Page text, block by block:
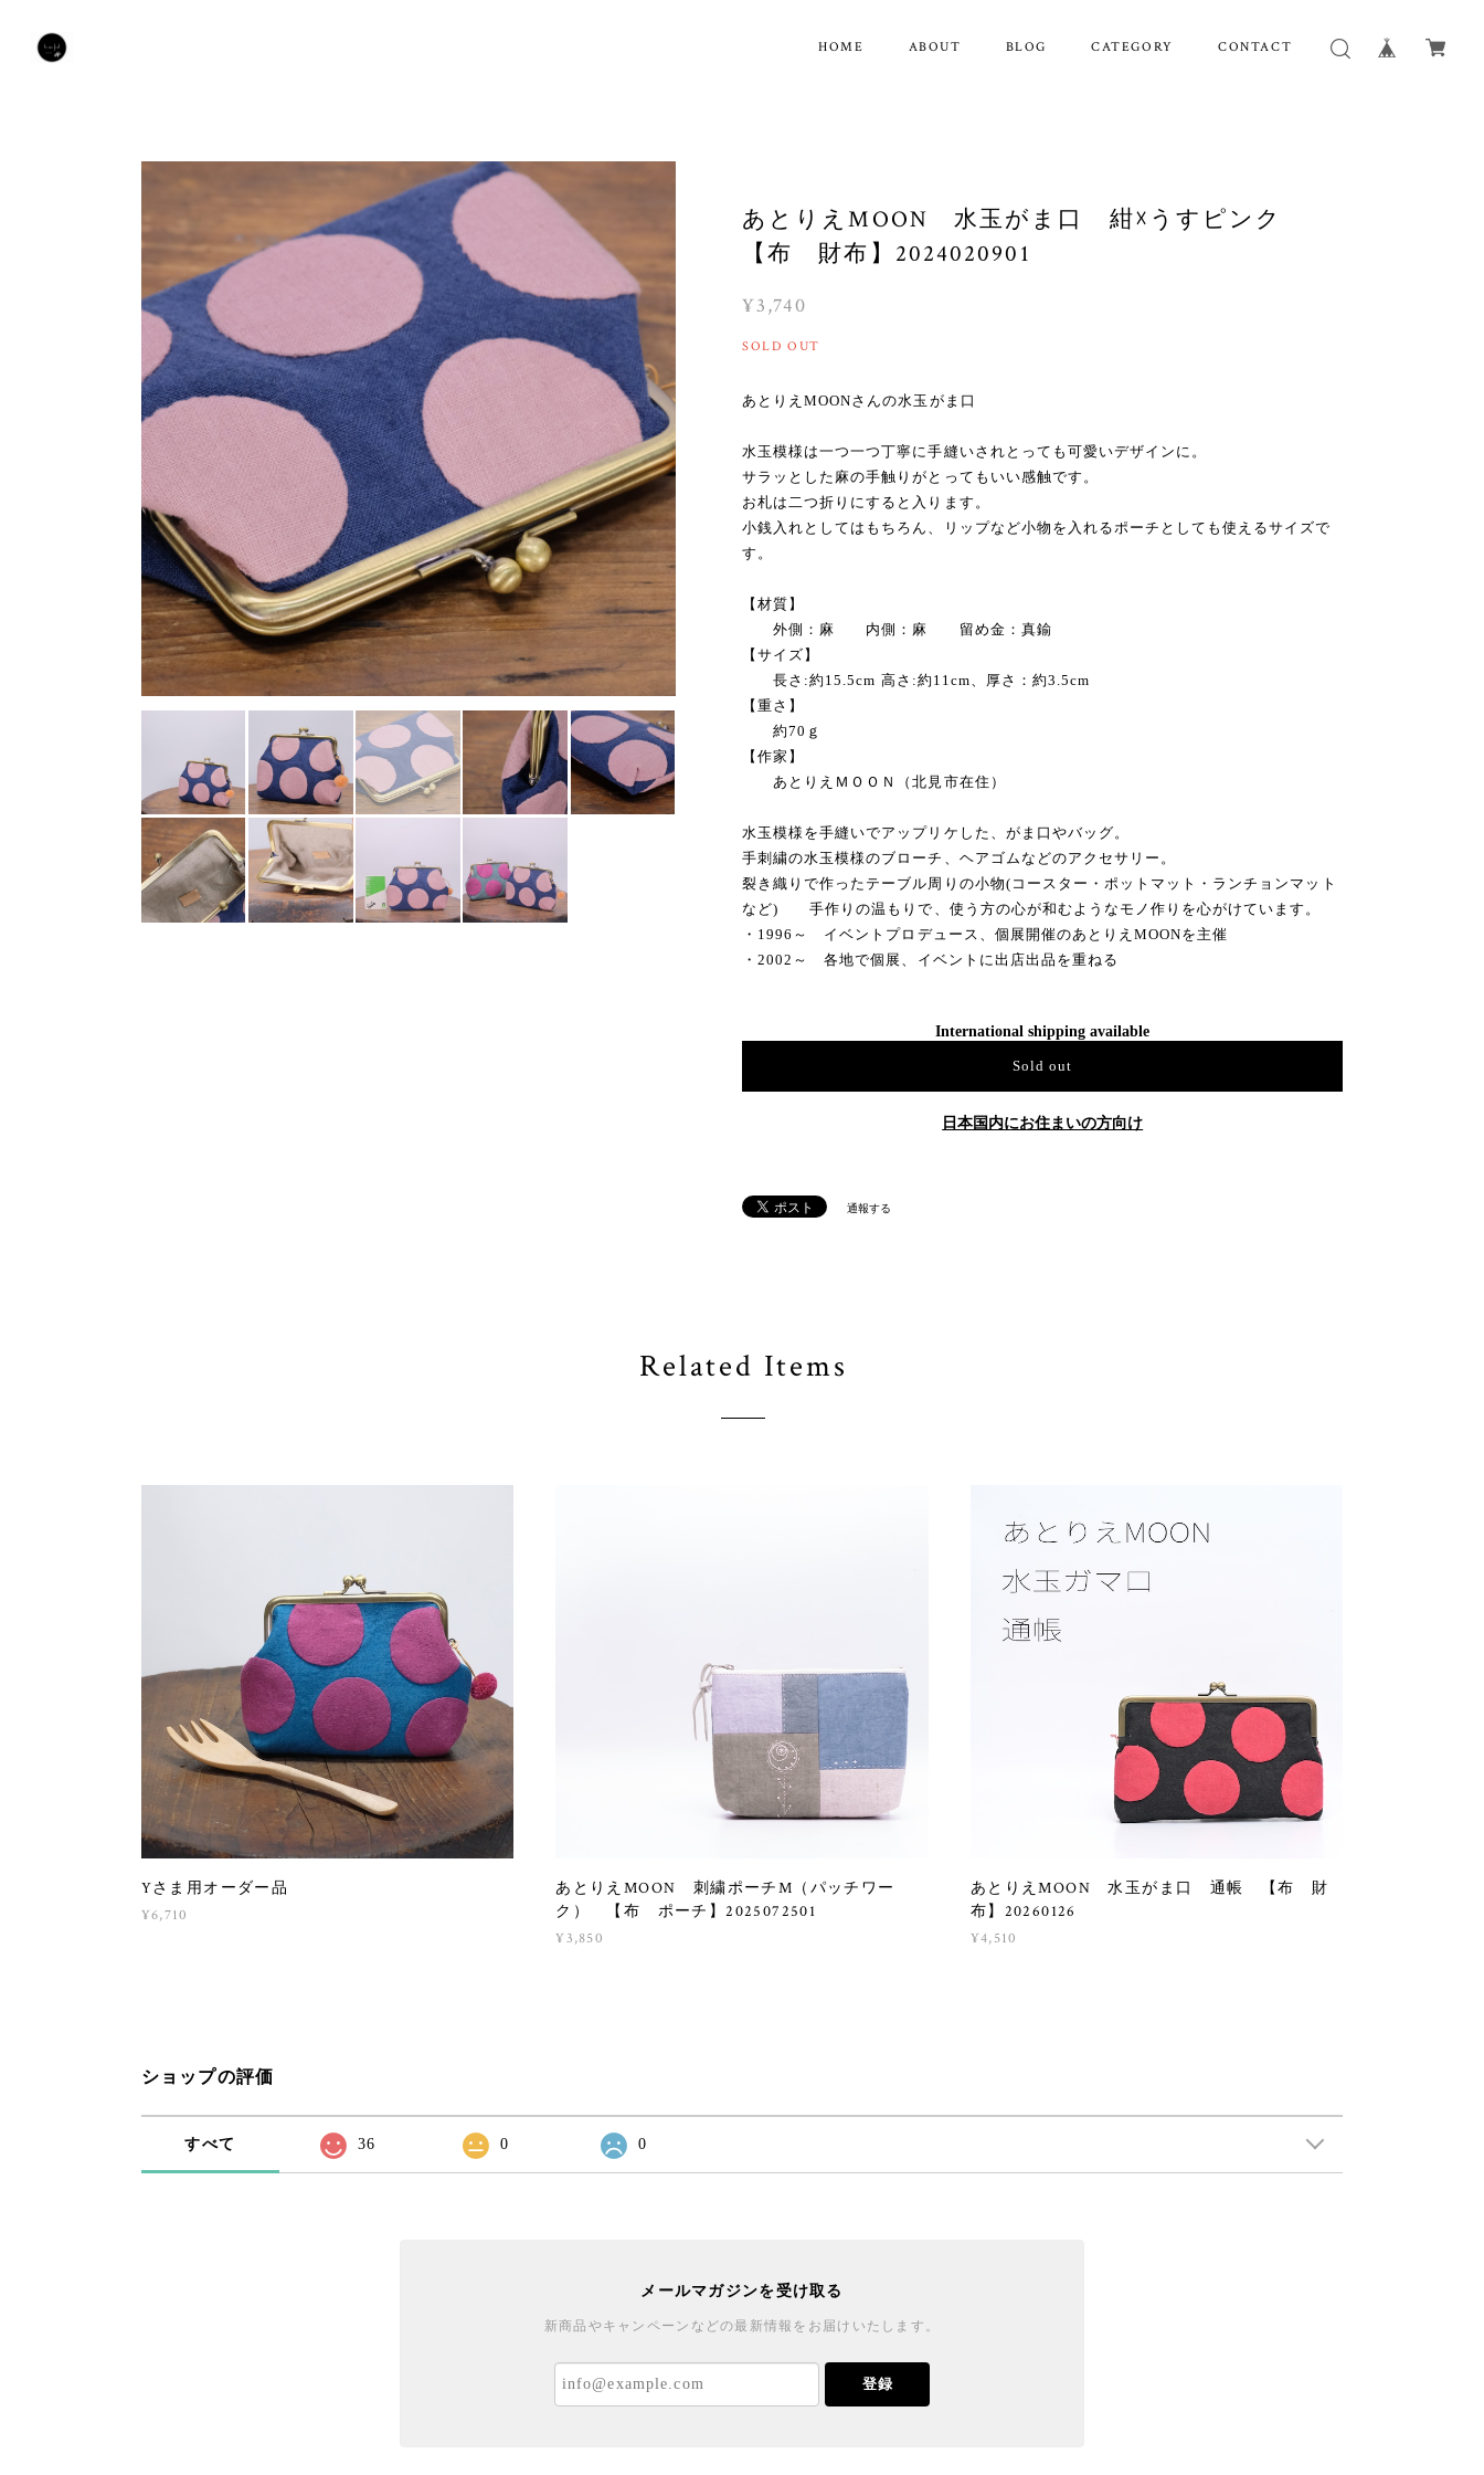
HOME ABOUT BLOG CATEGORY CONTACT
あとりえMOON 水玉がま口 紺☓うすピンク
【布 財布】2024020901
¥3,740
SOLD OUT
あとりえMOONさんの水玉がま口
水玉模様は一つ一つ丁寧に手縫いされとっても可愛いデザインに。
サラッとした麻の手触りがとってもいい感触です。
お札は二つ折りにすると入ります。
小銭入れとしてはもちろん、リップなど小物を入れるポーチとしても使えるサイズで
す。
【材質】
外側：麻 内側：麻 留め金：真鍮
【サイズ】
長さ:約15.5cm 高さ:約11cm、厚さ：約3.5cm
【重さ】
約70ｇ
【作家】
あとりえＭＯＯＮ（北見市在住）
水玉模様を手縫いでアップリケした、がま口やバッグ。
手刺繍の水玉模様のブローチ、ヘアゴムなどのアクセサリー。
裂き織りで作ったテーブル周りの小物(コースター・ポットマット・ランチョンマット
など) 手作りの温もりで、使う方の心が和むようなモノ作りを心がけています。
・1996～ イベントプロデュース、個展開催のあとりえMOONを主催
・2002～ 各地で個展、イベントに出店出品を重ねる
International shipping available
Sold out
日本国内にお住まいの方向け
通報する
Related Items
Yさま用オーダー品
¥6,710
あとりえMOON 刺繍ポーチM（パッチワー
ク） 【布 ポーチ】2025072501
¥3,850
あとりえMOON 水玉がま口 通帳 【布 財
布】20260126
¥4,510
ショップの評価
すべて 36 0 0
メールマガジンを受け取る
新商品やキャンペーンなどの最新情報をお届けいたします。
登録